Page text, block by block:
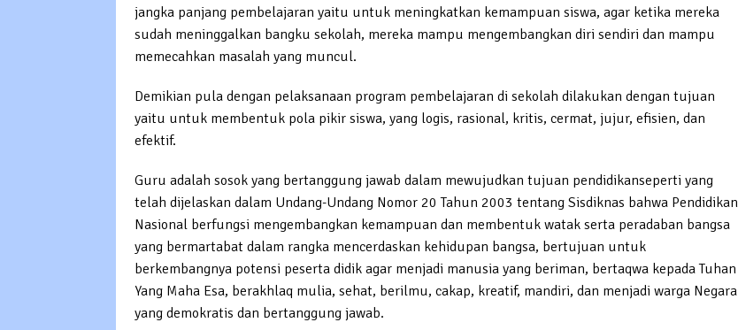
jangka panjang pembelajaran yaitu untuk meningkatkan kemampuan siswa, agar ketika mereka
sudah meninggalkan bangku sekolah, mereka mampu mengembangkan diri sendiri dan mampu
memecahkan masalah yang muncul.
Demikian pula dengan pelaksanaan program pembelajaran di sekolah dilakukan dengan tujuan
yaitu untuk membentuk pola pikir siswa, yang logis, rasional, kritis, cermat, jujur, efisien, dan
efektif.
Guru adalah sosok yang bertanggung jawab dalam mewujudkan tujuan pendidikanseperti yang
telah dijelaskan dalam Undang-Undang Nomor 20 Tahun 2003 tentang Sisdiknas bahwa Pendidikan
Nasional berfungsi mengembangkan kemampuan dan membentuk watak serta peradaban bangsa
yang bermartabat dalam rangka mencerdaskan kehidupan bangsa, bertujuan untuk
berkembangnya potensi peserta didik agar menjadi manusia yang beriman, bertaqwa kepada Tuhan
Yang Maha Esa, berakhlaq mulia, sehat, berilmu, cakap, kreatif, mandiri, dan menjadi warga Negara
yang demokratis dan bertanggung jawab.